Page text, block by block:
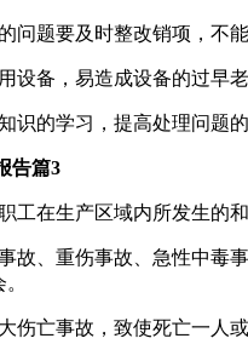
问题要及时整改销项，不
设备，易造成设备的过早老
识的学习，提高处理问题的
告篇3
工在生产区域内所发生的
故、重伤事故、急性中毒
伤亡事故，致使死亡一人